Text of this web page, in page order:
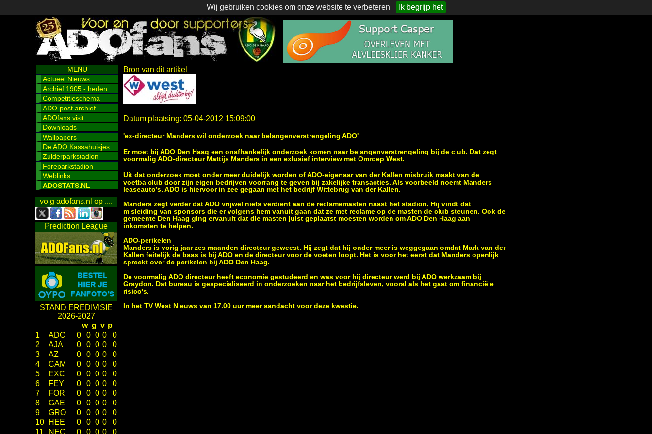
Wij gebruiken cookies om onze website te verbeteren. Ik begrijp het
MENU
Actueel Nieuws
Archief 1905 - heden
Competitieschema
ADO-post archief
ADOfans visit
Downloads
Wallpapers
De ADO Kassahuisjes
Zuiderparkstadion
Foreparkstadion
Weblinks
ADOSTATS.NL
volg adofans.nl op ....
Prediction League
STAND EREDIVISIE
2026-2027
w g v p
1
ADO 0 0 0 0
0
2
AJA 0 0 0 0
0
3
AZ 0 0 0 0
0
4
CAM 0 0 0 0
0
5
EXC 0 0 0 0
0
6
FEY 0 0 0 0
0
7
FOR 0 0 0 0
0
8
GAE 0 0 0 0
0
9
GRO 0 0 0 0
0
10
HEE 0 0 0 0
0
11
NEC 0 0 0 0 0
Bron van dit artikel
Datum plaatsing: 05-04-2012 15:09:00
'ex-directeur Manders wil onderzoek naar belangenverstrengeling ADO'
Er moet bij ADO Den Haag een onafhankelijk onderzoek komen naar belangenverstrengeling bij de club. Dat zegt
voormalig ADO-directeur Mattijs Manders in een exlusief interview met Omroep West.
Uit dat onderzoek moet onder meer duidelijk worden of ADO-eigenaar van der Kallen misbruik maakt van de
voetbalclub door zijn eigen bedrijven voorrang te geven bij zakelijke transacties. Als voorbeeld noemt Manders
leaseauto’s. ADO is hiervoor in zee gegaan met het bedrijf Wittebrug van der Kallen.
Manders zegt verder dat ADO vrijwel niets verdient aan de reclamemasten naast het stadion. Hij vindt dat
misleiding van sponsors die er volgens hem vanuit gaan dat ze met reclame op de masten de club steunen. Ook de
gemeente Den Haag ging ervanuit dat die masten juist geplaatst moesten worden om ADO Den Haag aan
inkomsten te helpen.
ADO-perikelen
Manders is vorig jaar zes maanden directeur geweest. Hij zegt dat hij onder meer is weggegaan omdat Mark van der
Kallen feitelijk de baas is bij ADO en de directeur voor de voeten loopt. Het is voor het eerst dat Manders openlijk
spreekt over de perikelen bij ADO Den Haag.
De voormalig ADO directeur heeft economie gestudeerd en was voor hij directeur werd bij ADO werkzaam bij
Graydon. Dat bureau is gespecialiseerd in onderzoeken naar het bedrijfsleven, vooral als het gaat om financiële
risico's.
In het TV West Nieuws van 17.00 uur meer aandacht voor deze kwestie.